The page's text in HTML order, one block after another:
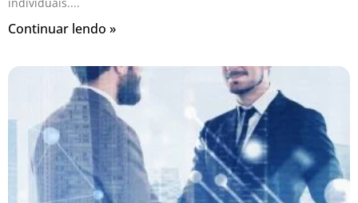
Continuar lendo »